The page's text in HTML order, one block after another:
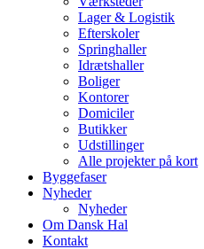
Lager & Logistik
Efterskoler
Springhaller
Idrætshaller
Boliger
Kontorer
Domiciler
Butikker
Udstillinger
Alle projekter på kort
Byggefaser
Nyheder
Nyheder
Om Dansk Hal
Kontakt